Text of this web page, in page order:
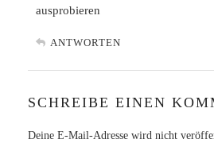
ausprobieren
ANTWORTEN
SCHREIBE EINEN
Deine E-Mail-Adresse wird nicht